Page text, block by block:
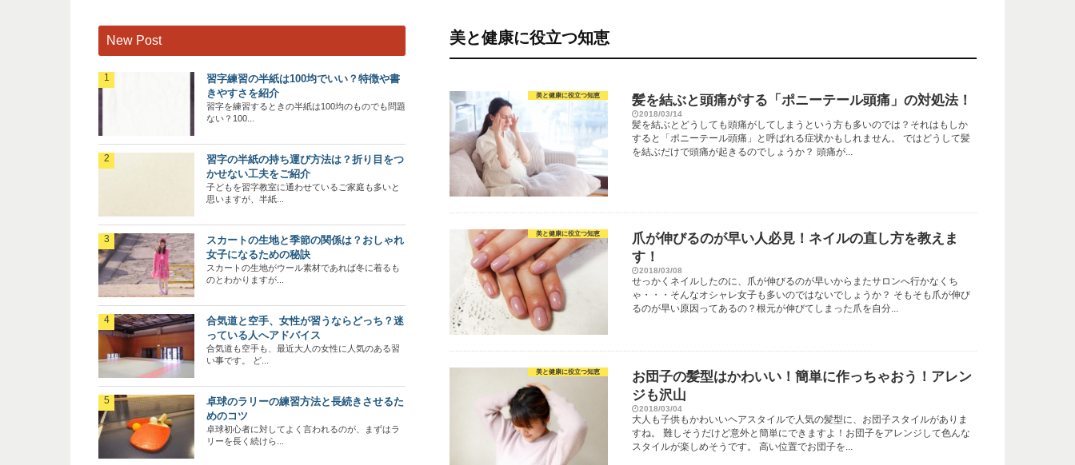
美と健康に役立つ知恵
美と健康に役立つ知恵 髪を結ぶと頭痛がする「ポニーテール頭痛」の対処法！
2018/03/14
髪を結ぶとどうしても頭痛がしてしまうという方も多いのでは？それはもしか
すると「ポニーテール頭痛」と呼ばれる症状かもしれません。 ではどうして髪
を結ぶだけで頭痛が起きるのでしょうか？ 頭痛が...
美と健康に役立つ知恵
爪が伸びるのが早い人必見！ネイルの直し方を教えま
す！
2018/03/08
せっかくネイルしたのに、爪が伸びるのが早いからまたサロンへ行かなくち
ゃ・・・そんなオシャレ女子も多いのではないでしょうか？ そもそも爪が伸び
るのが早い原因ってあるの？根元が伸びてしまった爪を自分...
美と健康に役立つ知恵
お団子の髪型はかわいい！簡単に作っちゃおう！アレン
ジも沢山
2018/03/04
大人も子供もかわいいヘアスタイルで人気の髪型に、お団子スタイルがありま
すね。 難しそうだけど意外と簡単にできますよ！お団子をアレンジして色んな
スタイルが楽しめそうです。 高い位置でお団子を...
New Post
習字練習の半紙は100均でいい？特徴や書
きやすさを紹介
習字を練習するときの半紙は100均のものでも問題
ない？100...
習字の半紙の持ち運び方法は？折り目をつ
かせない工夫をご紹介
子どもを習字教室に通わせているご家庭も多いと
思いますが、半紙...
スカートの生地と季節の関係は？おしゃれ
女子になるための秘訣
スカートの生地がウール素材であれば冬に着るも
のとわかりますが...
合気道と空手、女性が習うならどっち？迷
っている人へアドバイス
合気道も空手も、最近大人の女性に人気のある習
い事です。 ど...
卓球のラリーの練習方法と長続きさせるた
めのコツ
卓球初心者に対してよく言われるのが、まずはラ
リーを長く続けら...